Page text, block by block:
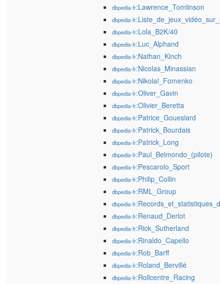
dbpedia-fr:Lawrence_Tomlinson
dbpedia-fr
dbpedia-fr:Lola_B2K/40
dbpedia-fr:Luc_Alphand
dbpedia-fr:Nathan_Kinch
dbpedia-fr:Nicolas_Minassian
dbpedia-fr:Nikolaï_Fomenko
dbpedia-fr:Oliver_Gavin
dbpedia-fr:Olivier_Beretta
dbpedia-fr:Patrice_Goueslard
dbpedia-fr:Patrick_Bourdais
dbpedia-fr:Patrick_Long
dbpedia-fr:Paul_Belmondo_(pilote)
dbpedia-fr:Pescarolo_Sport
dbpedia-fr:Philip_Collin
dbpedia-fr:RML_Group
dbpedia-fr
dbpedia-fr:Renaud_Derlot
dbpedia-fr:Rick_Sutherland
dbpedia-fr:Rinaldo_Capello
dbpedia-fr:Rob_Barff
dbpedia-fr:Roland_Bervillé
dbpedia-fr:Rollcentre_Racing